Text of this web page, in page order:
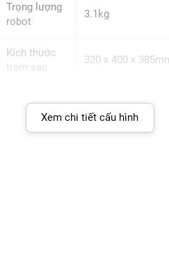
Trọng lượng
robot
3.1kg
Kích thước
trạm sạc
320 x 400 x
trạm sạc
5.86kg
Xem chi tiết cấu hình